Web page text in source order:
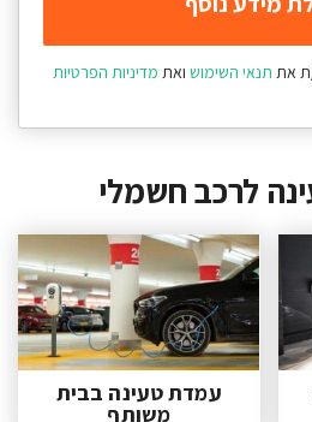
ת את תנאי השימוש ואת מדיניות הפרטיות
לרכב חשמלי
עמדת טעינה בבית
משותף